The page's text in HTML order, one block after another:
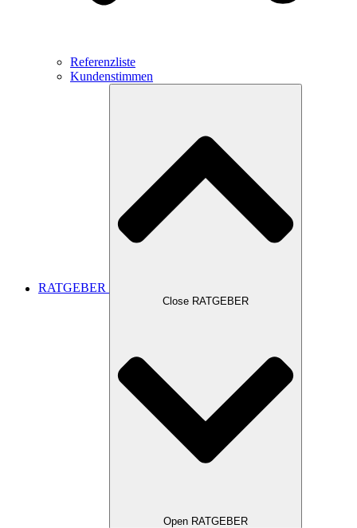
Referenzliste
Kundenstimmen
RATGEBER
Close RATGEBER
Open RATGEBER